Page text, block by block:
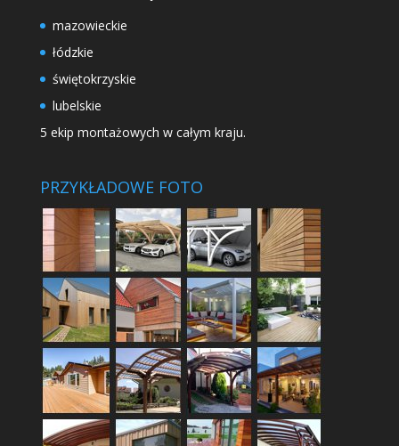
mazowieckie
łódzkie
świętokrzyskie
lubelskie
5 ekip montażowych w całym kraju.
PRZYKŁADOWE FOTO